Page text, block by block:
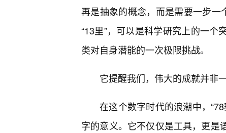
再是抽象的概念，而是需要一步一
“13里”，可以是科学研究上的一
类对自身潜能的一次极限挑战。
它提醒我们，伟大的成就并非
在这个数字时代的浪潮中，
字的意义。它不仅仅是工具，更是